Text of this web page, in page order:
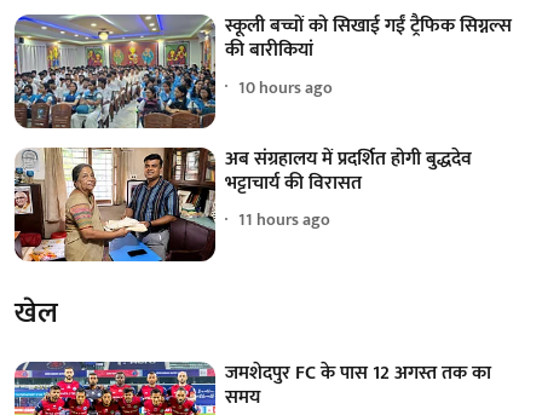
स्कूली बच्चों को सिखाई गईं ट्रैफिक सिग्नल्स
की बारीकियां
10 hours ago
अब संग्रहालय में प्रदर्शित होगी बुद्धदेव
भट्टाचार्य की विरासत
11 hours ago
खेल
जमशेदपुर FC के पास 12 अगस्त तक का
समय